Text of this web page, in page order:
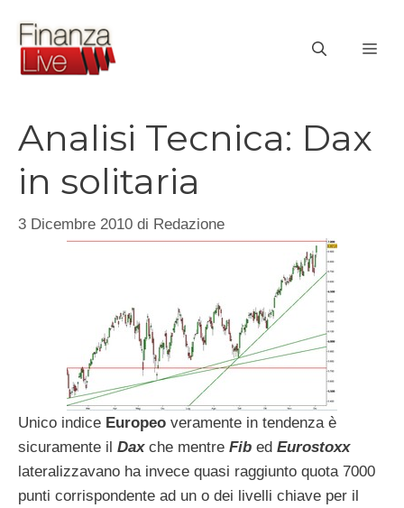
contenuto
Analisi Tecnica: Dax
in solitaria
3 Dicembre 2010 di Redazione
Unico indice Europeo veramente in tendenza è
sicuramente il Dax che mentre Fib ed Eurostoxx
lateralizzavano ha invece quasi raggiunto quota 7000
punti corrispondente ad un o dei livelli chiave per il